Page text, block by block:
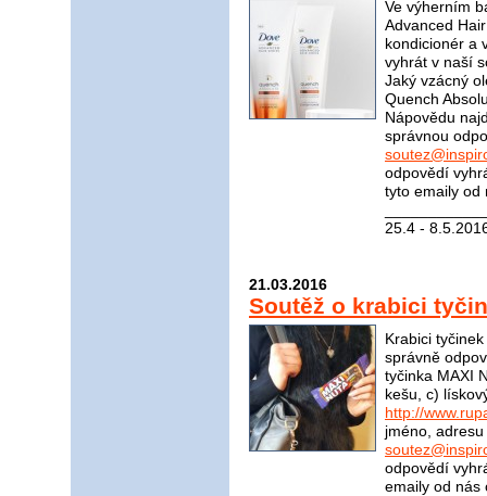
Ve výherním
Advanced
kondicionér a
vyhrát v naší
Jaký vzácný
Quench
Nápovědu
správnou
odpovědí
tyto emaily od
25.4 -
21.03.2016
Soutěž o krabici
Krabici
správně
tyčinka MAXI
kešu, c)
http://
jméno,
odpovědí
emaily od nás